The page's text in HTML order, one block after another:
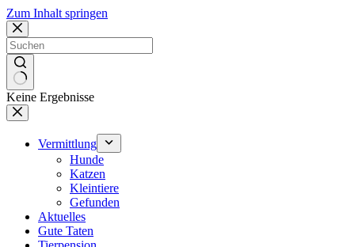
Zum Inhalt springen
Keine Ergebnisse
Vermittlung
Hunde
Katzen
Kleintiere
Gefunden
Aktuelles
Gute Taten